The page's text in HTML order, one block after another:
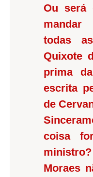
Ou será
todas
Quixote
prima
escrita
de
coisa
Moraes